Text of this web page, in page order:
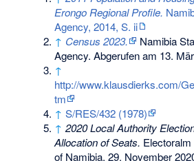
Erongo Regional Profile.
Agency, 2014, S. ii
↑ Census 2023.
Namibia
Agency. Abgerufen am 13.
↑
http://www.klausdierks.com/
tm
↑ S/RES/432 (1978)
↑ 2020 Local Authority
Allocation of Seats.
of Namibia, 29. November